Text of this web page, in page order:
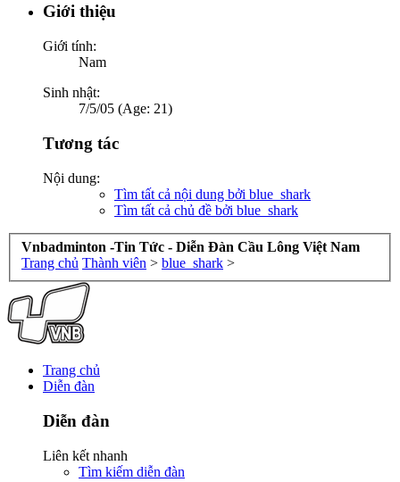
Giới thiệu
Giới tính:
Nam
Sinh nhật:
7/5/05 (Age: 21)
Tương tác
Nội dung:
Tìm tất cả nội dung bởi blue_shark
Tìm tất cả chủ đề bởi blue_shark
Vnbadminton -Tin Tức - Diễn Đàn Cầu Lông Việt Nam
Trang chủ Thành viên > blue_shark >
Trang chủ
Diễn đàn
Diễn đàn
Liên kết nhanh
Tìm kiếm diễn đàn